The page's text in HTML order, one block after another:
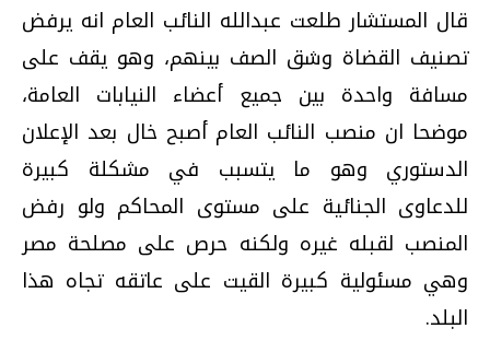
قال المستشار طلعت عبدالله النائب العام انه يرفض
تصنيف القضاة وشق الصف بينهم، وهو يقف على
مسافة واحدة بين جميع أعضاء النيابات العامة،
موضحا ان منصب النائب العام أصبح خال بعد الإعلان
الدستوري وهو ما يتسبب في مشكلة كبيرة
للدعاوى الجنائية على مستوى المحاكم ولو رفض
المنصب لقبله غيره ولكنه حرص على مصلحة مصر
وهي مسئولية كبيرة القيت على عاتقه تجاه هذا
البلد.